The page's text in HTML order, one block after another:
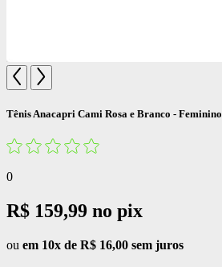
Tênis Anacapri Cami Rosa e Branco - Feminino
0
R$ 159,99 no pix
ou em 10x de R$ 16,00 sem juros